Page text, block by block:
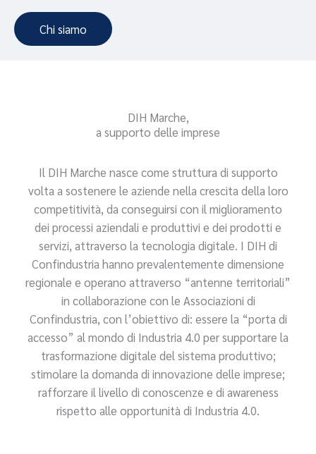
Chi siamo
DIH Marche,
a supporto delle imprese
Il DIH Marche nasce come struttura di supporto
volta a sostenere le aziende nella crescita della loro
competitività, da conseguirsi con il miglioramento
dei processi aziendali e produttivi e dei prodotti e
servizi, attraverso la tecnologia digitale. I DIH di
Confindustria hanno prevalentemente dimensione
regionale e operano attraverso “antenne territoriali”
in collaborazione con le Associazioni di
Confindustria, con l’obiettivo di: essere la “porta di
accesso” al mondo di Industria 4.0 per supportare la
trasformazione digitale del sistema produttivo;
stimolare la domanda di innovazione delle imprese;
rafforzare il livello di conoscenze e di awareness
rispetto alle opportunità di Industria 4.0.